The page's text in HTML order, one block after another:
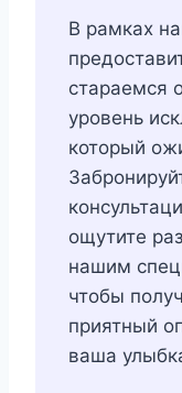
В рамках
стараемся
уровень
который
ощутите
нашим
чтобы
приятный
ваша